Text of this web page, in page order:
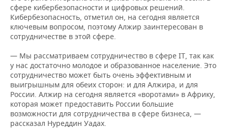
сфере кибербезопасности и цифровых решений.
Кибербезопасность, отметил он, на сегодня является
ключевым вопросом, поэтому Алжир заинтересован в
сотрудничестве в этой сфере.
— Мы рассматриваем сотрудничество в сфере IT, так как
у нас достаточно молодое и образованное население. Это
сотрудничество может быть очень эффективным и
выигрышным для обеих сторон: и для Алжира, и для
России. Алжир на сегодня является «воротами» в Африку,
которая может предоставить России большие
возможности для сотрудничества в сфере бизнеса, —
рассказал Нуреддин Уадах.